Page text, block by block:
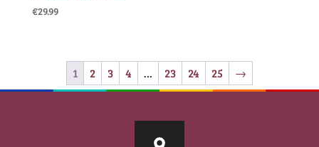
€29.99
1 2 3 4 … 23 24 25 →